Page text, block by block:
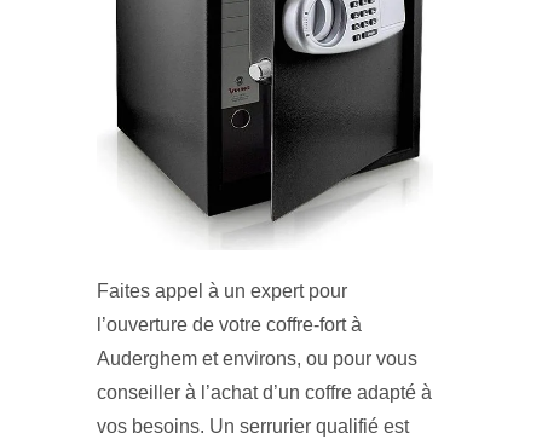
Faites appel à un expert pour
l’ouverture de votre coffre-fort à
Auderghem et environs, ou pour vous
conseiller à l’achat d’un coffre adapté à
vos besoins. Un serrurier qualifié est